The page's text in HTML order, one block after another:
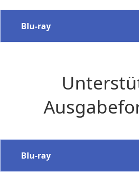
Blu-ray
Blu-ray